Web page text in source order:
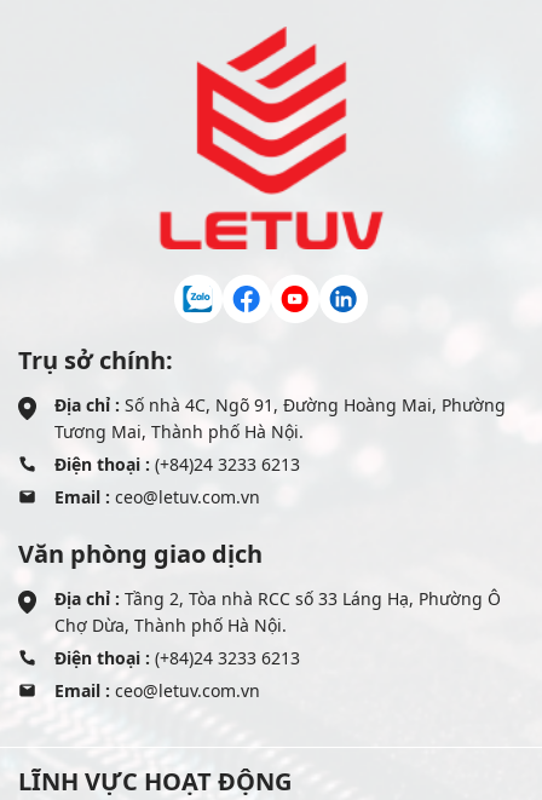
Trụ sở chính:
Địa chỉ : Số nhà 4C, Ngõ 91, Đường Hoàng Mai, Phường
Tương Mai, Thành phố Hà Nội.
Điện thoại : (+84)24 3233 6213
Email : ceo@letuv.com.vn
Văn phòng giao dịch
Địa chỉ : Tầng 2, Tòa nhà RCC số 33 Láng Hạ, Phường Ô
Chợ Dừa, Thành phố Hà Nội.
Điện thoại : (+84)24 3233 6213
Email : ceo@letuv.com.vn
LĨNH VỰC HOẠT ĐỘNG